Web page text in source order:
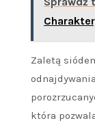
Zaletą
która